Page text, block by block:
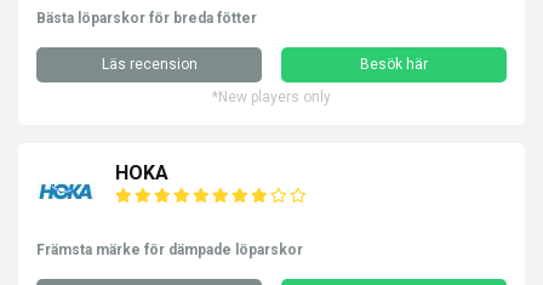
Bästa löparskor för breda fötter
Läs recension
Besök här
*New players only
HOKA
Främsta märke för dämpade löparskor